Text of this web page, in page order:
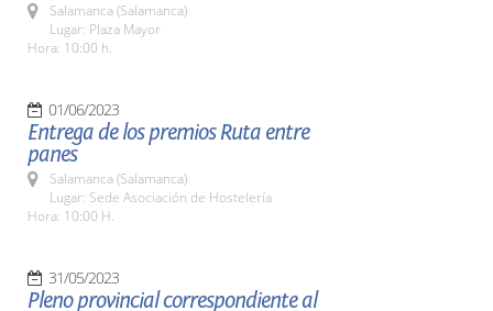
Salamanca (Salamanca)
Lugar: Plaza Mayor
Hora: 10:00 h.
01/06/2023
Entrega de los premios Ruta entre
panes
Salamanca (Salamanca)
Lugar: Sede Asociación de Hostelería
Hora: 10:00 H.
31/05/2023
Pleno provincial correspondiente al